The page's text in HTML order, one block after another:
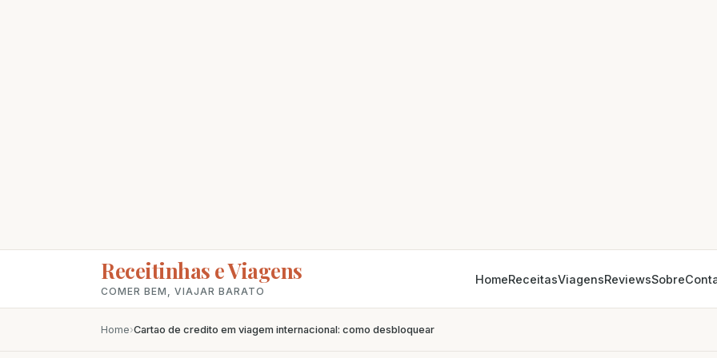
Receitinhas e Viagens
COMER BEM, VIAJAR BARATO
HomeReceitasViagensReviewsSobre
Home›Cartao de credito em viagem internacional: como desbloquear